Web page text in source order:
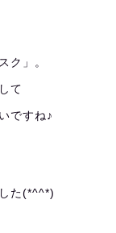
ク」。
て
ですね♪
た(*^^*)